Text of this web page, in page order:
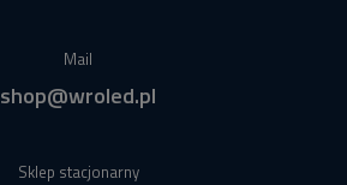
Mail
shop@wroled.pl
Sklep stacjonarny